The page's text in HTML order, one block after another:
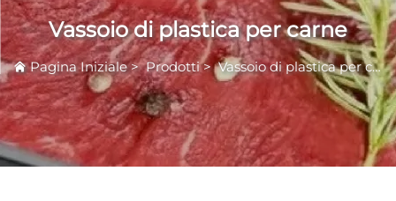
Vassoio di plastica per carne
Pagina Iniziale>Prodotti>Vassoio di plastica per carne